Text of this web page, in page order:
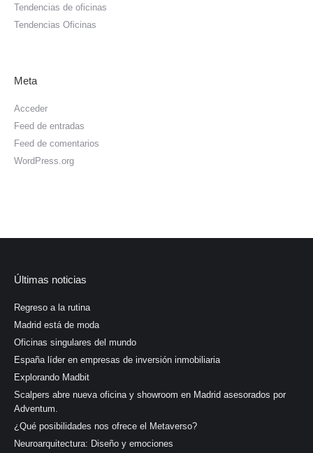
Tendencias de oficinas
Tendencias Oficinas
Meta
Acceder
Feed de entradas
Feed de comentarios
WordPress.org
Últimas noticias
Regreso a la rutina
Madrid está de moda
Oficinas singulares del mundo
España líder en empresas de inversión inmobiliaria
Explorando Madbit
Scalpers abre nueva oficina y showroom en Madrid asesorados por
Adventum.
¿Qué posibilidades nos ofrece el Metaverso?
Neuroarquitectura: Diseño y emociones